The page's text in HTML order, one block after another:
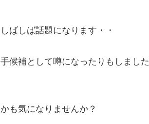
ばしば話題になります・・
候補として噂になったりもしました
も気になりませんか？